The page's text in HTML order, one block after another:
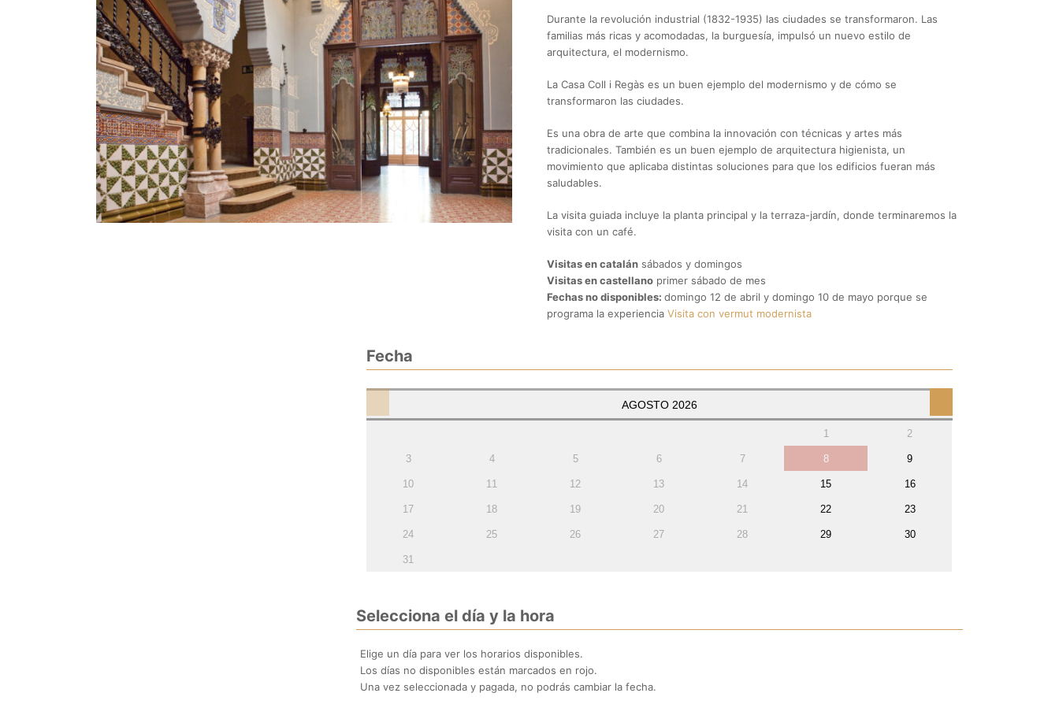
Durante la revolución industrial (1832-1935) las ciudades se transformaron. Las
familias más ricas y acomodadas, la burguesía, impulsó un nuevo estilo de
arquitectura, el modernismo.
La Casa Coll i Regàs es un buen ejemplo del modernismo y de cómo se
transformaron las ciudades.
Es una obra de arte que combina la innovación con técnicas y artes más
tradicionales. También es un buen ejemplo de arquitectura higienista, un
movimiento que aplicaba distintas soluciones para que los edificios fueran más
saludables.
La visita guiada incluye la planta principal y la terraza-jardín, donde terminaremos la
visita con un café.
Visitas en catalán sábados y domingos
Visitas en castellano primer sábado de mes
Fechas no disponibles: domingo 12 de abril y domingo 10 de mayo porque se
programa la experiencia Visita con vermut modernista
Fecha
AGOSTO 2026
1 2
3 4 5 6 7 8 9
10 11 12 13 14 15 16
17 18 19 20 21 22 23
24 25 26 27 28 29 30
31
Selecciona el día y la hora
Elige un día para ver los horarios disponibles.
Los días no disponibles están marcados en rojo.
Una vez seleccionada y pagada, no podrás cambiar la fecha.